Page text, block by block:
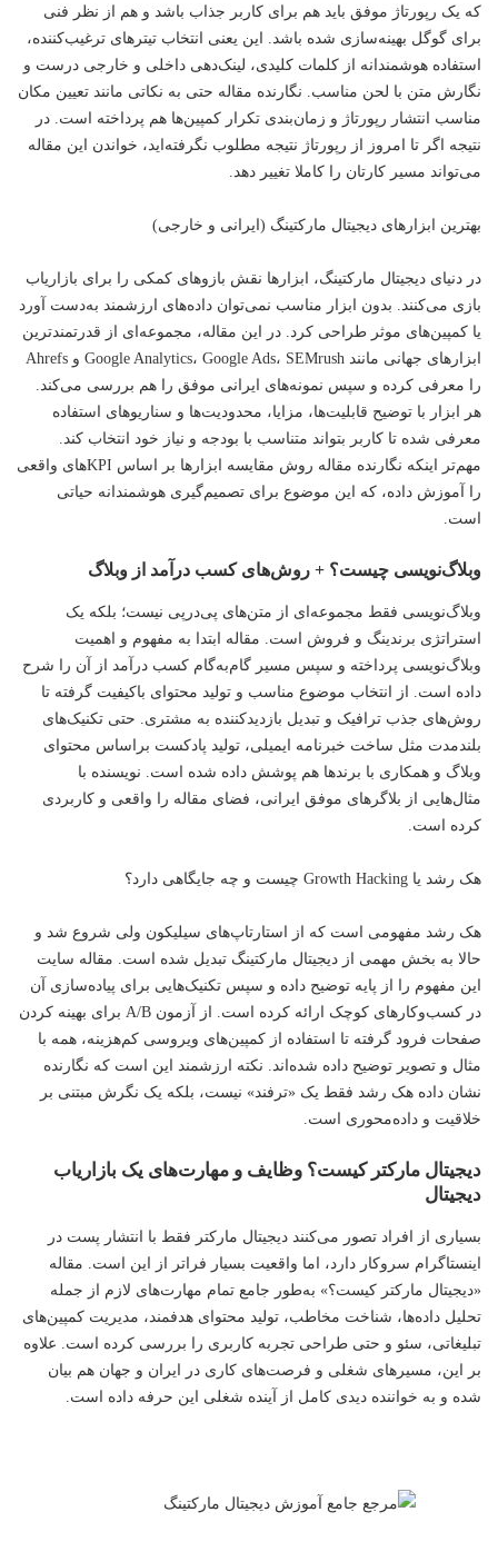
که یک رپورتاژ موفق باید هم برای کاربر جذاب باشد و هم از نظر فنی
برای گوگل بهینه‌سازی شده باشد. این یعنی انتخاب تیترهای ترغیب‌کننده،
استفاده هوشمندانه از کلمات کلیدی، لینک‌دهی داخلی و خارجی درست و
نگارش متن با لحن مناسب. نگارنده مقاله حتی به نکاتی مانند تعیین مکان
مناسب انتشار رپورتاژ و زمان‌بندی تکرار کمپین‌ها هم پرداخته است. در
نتیجه اگر تا امروز از رپورتاژ نتیجه مطلوب نگرفته‌اید، خواندن این مقاله
می‌تواند مسیر کارتان را کاملا تغییر دهد.
بهترین ابزارهای دیجیتال مارکتینگ (ایرانی و خارجی)
در دنیای دیجیتال مارکتینگ، ابزارها نقش بازوهای کمکی را برای بازاریاب
بازی می‌کنند. بدون ابزار مناسب نمی‌توان داده‌های ارزشمند به‌دست آورد
یا کمپین‌های موثر طراحی کرد. در این مقاله، مجموعه‌ای از قدرتمندترین
ابزارهای جهانی مانند Google Analytics، Google Ads، SEMrush و Ahrefs
را معرفی کرده و سپس نمونه‌های ایرانی موفق را هم بررسی می‌کند.
هر ابزار با توضیح قابلیت‌ها، مزایا، محدودیت‌ها و سناریوهای استفاده
معرفی شده تا کاربر بتواند متناسب با بودجه و نیاز خود انتخاب کند.
مهم‌تر اینکه نگارنده مقاله روش مقایسه ابزارها بر اساس KPIهای واقعی
را آموزش داده، که این موضوع برای تصمیم‌گیری هوشمندانه حیاتی
است.
وبلاگ‌نویسی چیست؟ + روش‌های کسب درآمد از وبلاگ
وبلاگ‌نویسی فقط مجموعه‌ای از متن‌های پی‌درپی نیست؛ بلکه یک
استراتژی برندینگ و فروش است. مقاله ابتدا به مفهوم و اهمیت
وبلاگ‌نویسی پرداخته و سپس مسیر گام‌به‌گام کسب درآمد از آن را شرح
داده است. از انتخاب موضوع مناسب و تولید محتوای باکیفیت گرفته تا
روش‌های جذب ترافیک و تبدیل بازدیدکننده به مشتری. حتی تکنیک‌های
بلندمدت مثل ساخت خبرنامه ایمیلی، تولید پادکست براساس محتوای
وبلاگ و همکاری با برندها هم پوشش داده شده است. نویسنده با
مثال‌هایی از بلاگرهای موفق ایرانی، فضای مقاله را واقعی و کاربردی
کرده است.
هک رشد یا Growth Hacking چیست و چه جایگاهی دارد؟
هک رشد مفهومی است که از استارتاپ‌های سیلیکون ولی شروع شد و
حالا به بخش مهمی از دیجیتال مارکتینگ تبدیل شده است. مقاله سایت
این مفهوم را از پایه توضیح داده و سپس تکنیک‌هایی برای پیاده‌سازی آن
در کسب‌وکارهای کوچک ارائه کرده است. از آزمون A/B برای بهینه کردن
صفحات فرود گرفته تا استفاده از کمپین‌های ویروسی کم‌هزینه، همه با
مثال و تصویر توضیح داده شده‌اند. نکته ارزشمند این است که نگارنده
نشان داده هک رشد فقط یک «ترفند» نیست، بلکه یک نگرش مبتنی بر
خلاقیت و داده‌محوری است.
دیجیتال مارکتر کیست؟ وظایف و مهارت‌های یک بازاریاب
دیجیتال
بسیاری از افراد تصور می‌کنند دیجیتال مارکتر فقط با انتشار پست در
اینستاگرام سروکار دارد، اما واقعیت بسیار فراتر از این است. مقاله
«دیجیتال مارکتر کیست؟» به‌طور جامع تمام مهارت‌های لازم از جمله
تحلیل داده‌ها، شناخت مخاطب، تولید محتوای هدفمند، مدیریت کمپین‌های
تبلیغاتی، سئو و حتی طراحی تجربه کاربری را بررسی کرده است. علاوه
بر این، مسیرهای شغلی و فرصت‌های کاری در ایران و جهان هم بیان
شده و به خواننده دیدی کامل از آینده شغلی این حرفه داده است.